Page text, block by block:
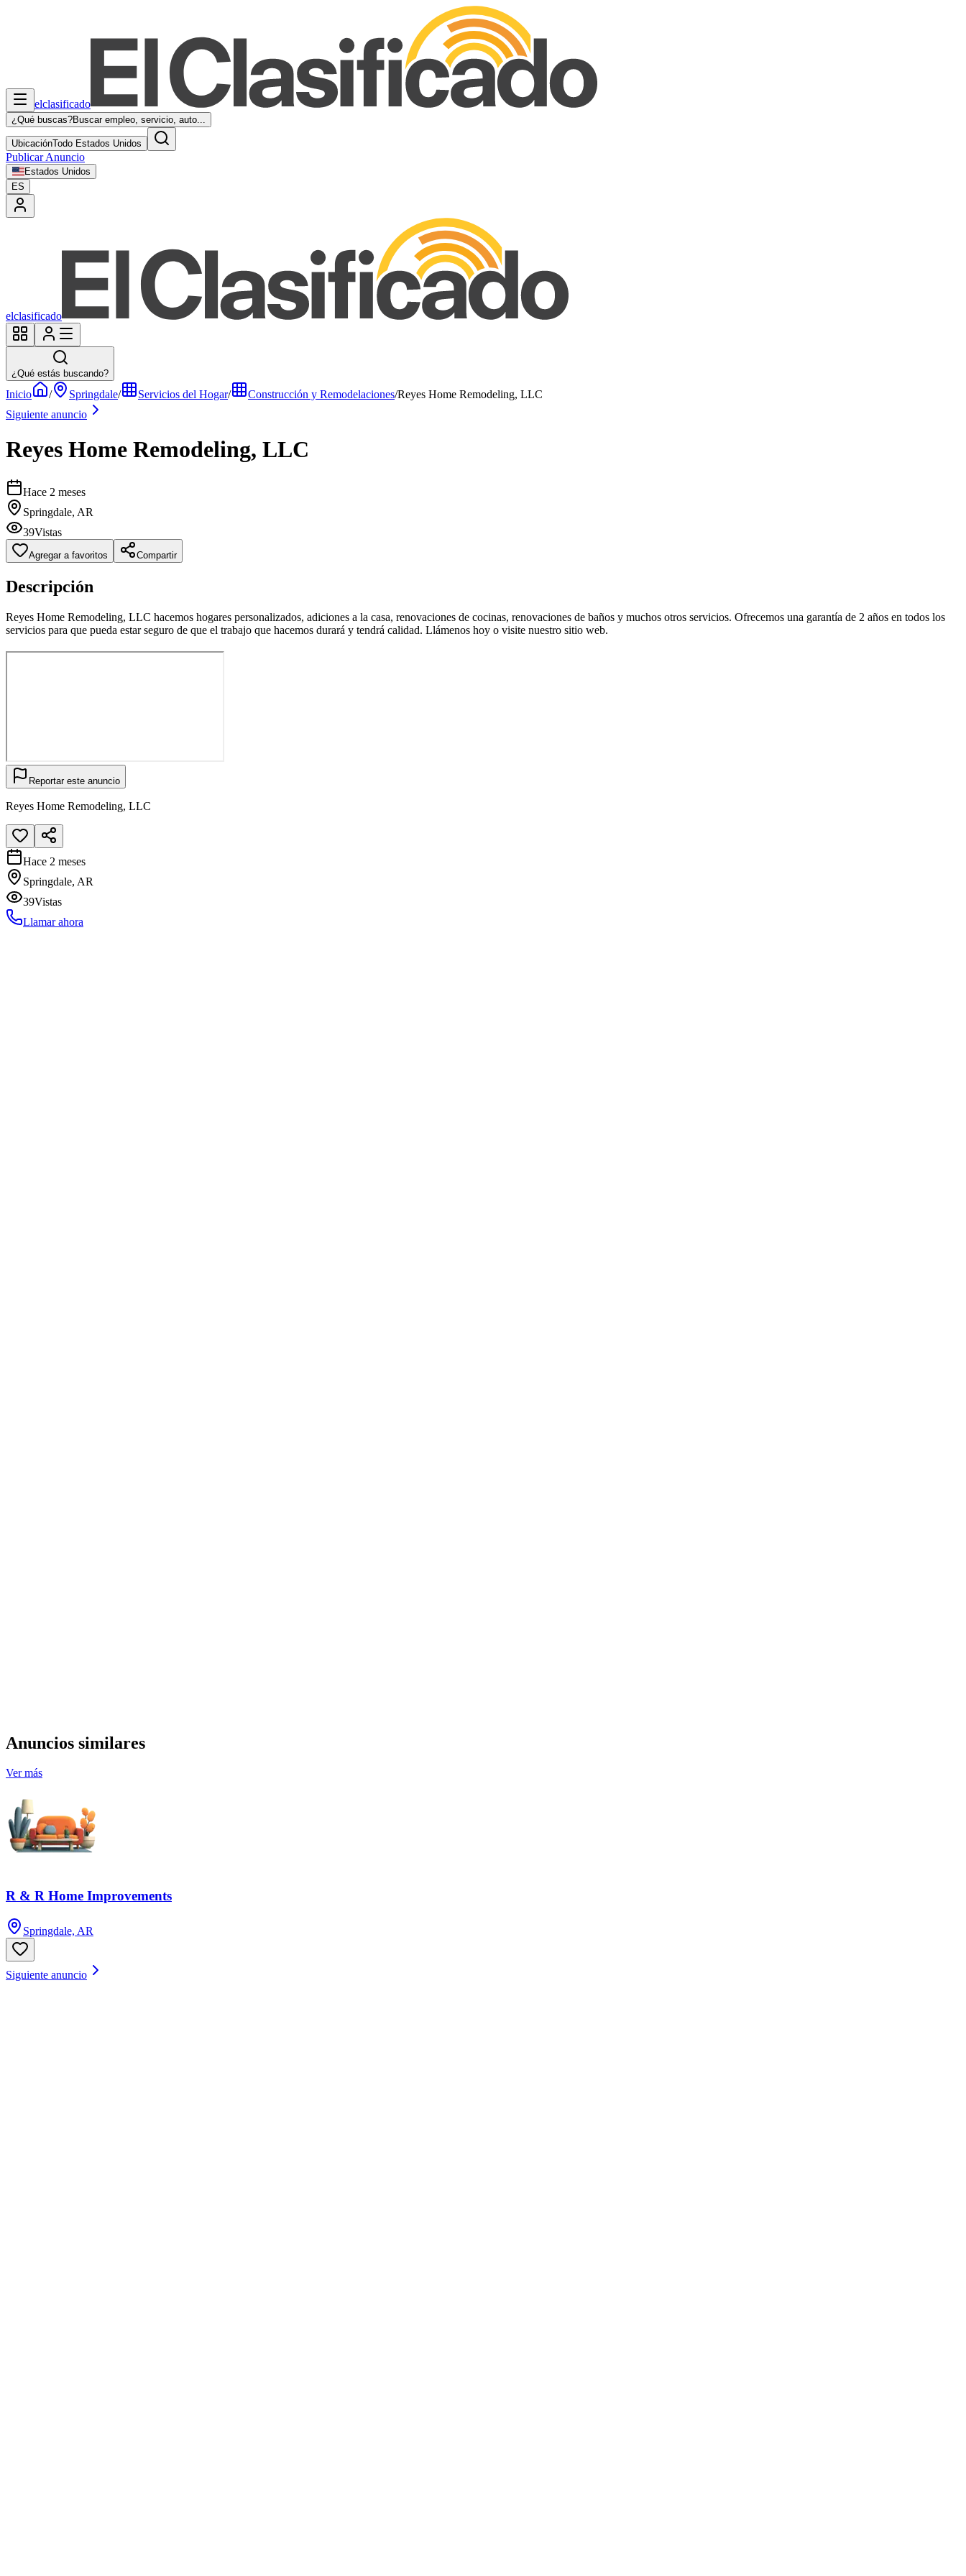
elclasificado
¿Qué buscas?Buscar empleo, servicio, auto...
UbicaciónTodo Estados Unidos
Publicar Anuncio
Estados Unidos
ES
elclasificado
¿Qué estás buscando?
Inicio / Springdale/ Servicios del Hogar/ Construcción y Remodelaciones/Reyes Home Remodeling, LLC
Siguiente anuncio
Reyes Home Remodeling, LLC
Hace 2 meses
Springdale, AR
39Vistas
Agregar a favoritos Compartir
Descripción
Reyes Home Remodeling, LLC hacemos hogares personalizados, adiciones a la casa, renovaciones de cocinas, renovaciones de baños y muchos otros servicios. Ofrecemos una garantía de 2 años en todos los
servicios para que pueda estar seguro de que el trabajo que hacemos durará y tendrá calidad. Llámenos hoy o visite nuestro sitio web.
Reportar este anuncio
Reyes Home Remodeling, LLC
Hace 2 meses
Springdale, AR
39Vistas
Llamar ahora
Anuncios similares
Ver más
R & R Home Improvements
Springdale, AR
Siguiente anuncio